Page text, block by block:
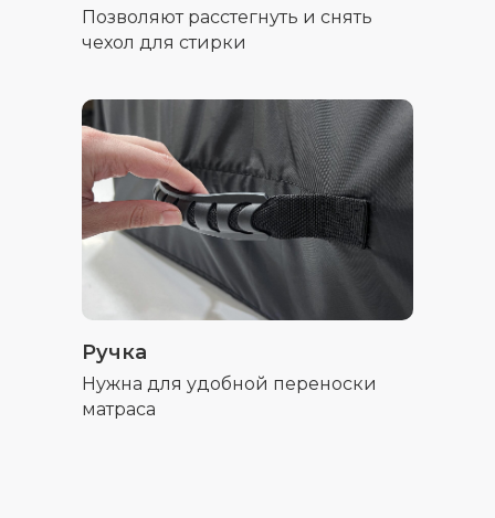
Позволяют расстегнуть и снять
чехол для стирки
Ручка
Нужна для удобной переноски
матраса